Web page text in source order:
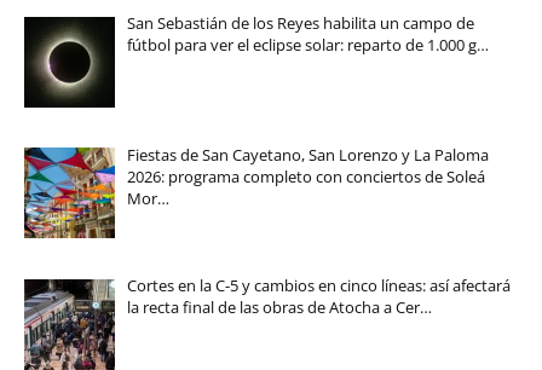
San Sebastián de los Reyes habilita un campo de
fútbol para ver el eclipse solar: reparto de 1.000 g…
Fiestas de San Cayetano, San Lorenzo y La Paloma
2026: programa completo con conciertos de Soleá
Mor…
Cortes en la C-5 y cambios en cinco líneas: así afectará
la recta final de las obras de Atocha a Cer…